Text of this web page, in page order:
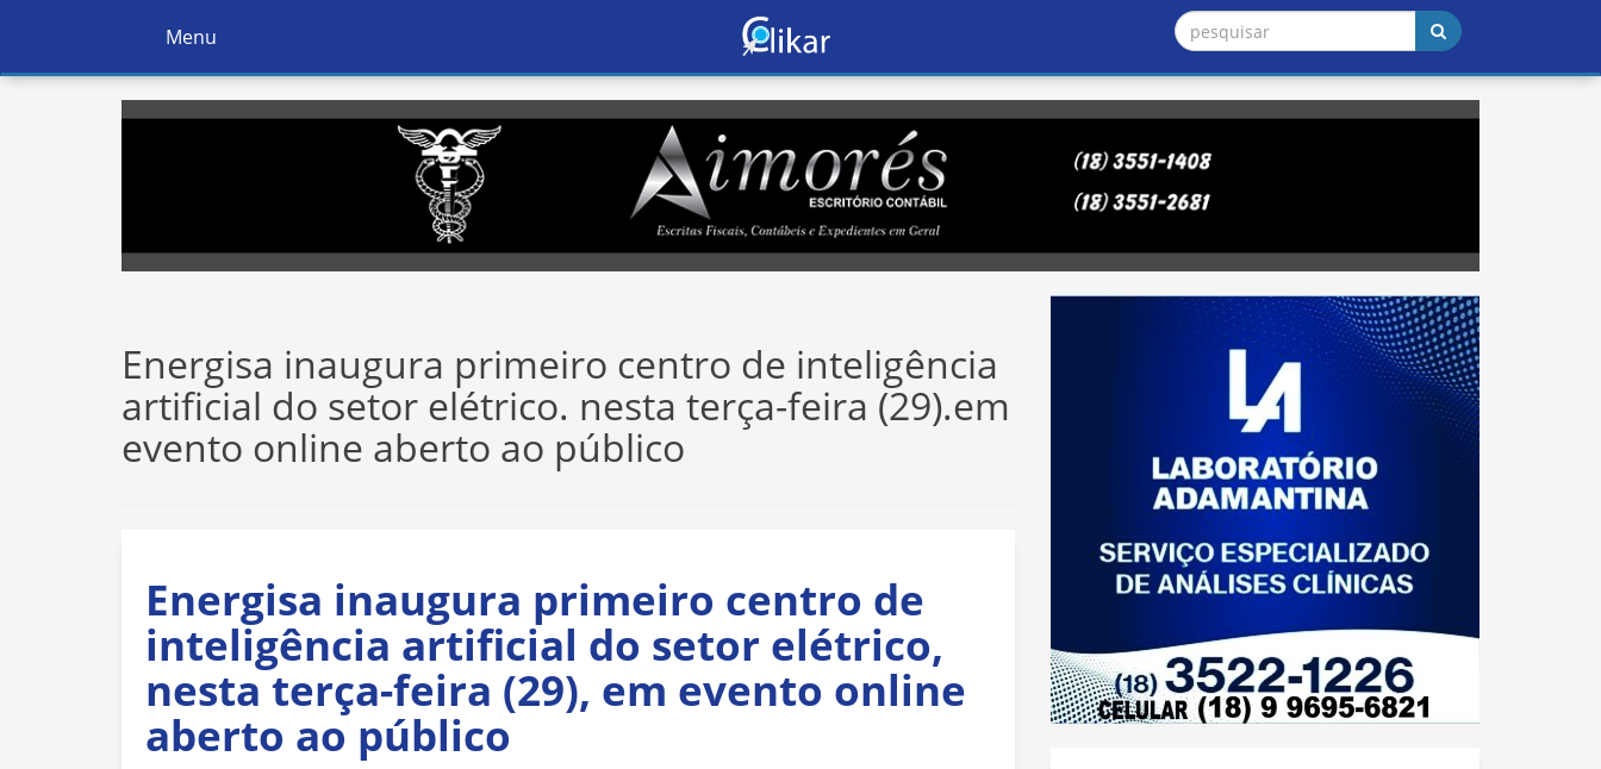
Ativar
Navegação
Menu
Energisa inaugura primeiro centro de inteligência
artificial do setor elétrico. nesta terça-feira (29).em
evento online aberto ao público
Energisa inaugura primeiro centro de
inteligência artificial do setor elétrico,
nesta terça-feira (29), em evento online
aberto ao público